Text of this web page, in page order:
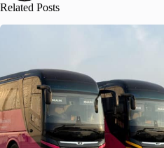
Related Posts